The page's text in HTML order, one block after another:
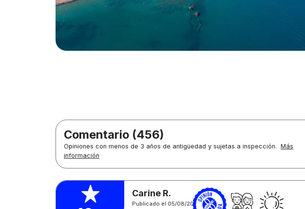
Comentario (456)
Opiniones con menos de 3 años de antigüedad y sujetas a inspección. Más
información
Carine R.
Publicado el 05/08/2026